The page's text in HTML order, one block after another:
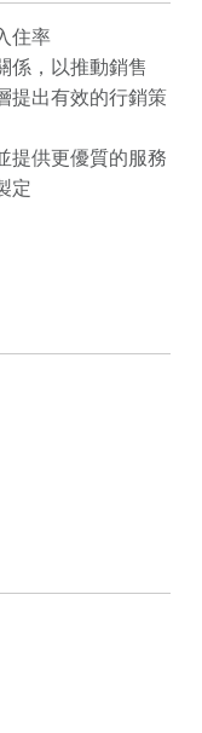
住率
係，以推動銷售
提出有效的行銷策
提供更優質的服務
定